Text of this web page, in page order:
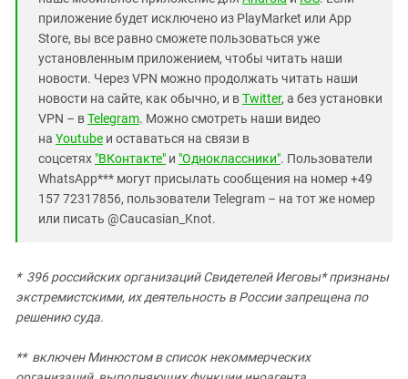
приложение будет исключено из PlayMarket или App
Store, вы все равно сможете пользоваться уже
установленным приложением, чтобы читать наши
новости. Через VPN можно продолжать читать наши
новости на сайте, как обычно, и вTwitter, а без установки
VPN – вTelegram. Можно смотреть наши видео
на Youtube и оставаться на связи в
соцсетях "ВКонтакте" и "Одноклассники". Пользователи
WhatsApp*** могут присылать сообщения на номер +49
157 72317856, пользователи Telegram – на тот же номер
или писать @Caucasian_Knot.
* 396 российских организаций Свидетелей Иеговы* признаны
экстремистскими, их деятельность в России запрещена по
решению суда.
** включен Минюстом в список некоммерческих